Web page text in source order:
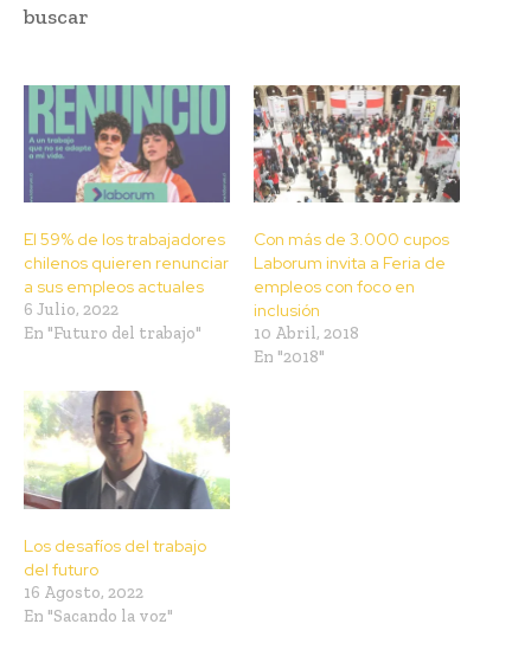
buscar
El 59% de los trabajadores
chilenos quieren renunciar
a sus empleos actuales
6 Julio, 2022
En "Futuro del trabajo"
Con más de 3.000 cupos
Laborum invita a Feria de
empleos con foco en
inclusión
10 Abril, 2018
En "2018"
Los desafíos del trabajo
del futuro
16 Agosto, 2022
En "Sacando la voz"